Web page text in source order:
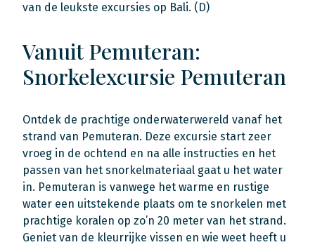
van de leukste excursies op Bali. (D)
Vanuit Pemuteran:
Snorkelexcursie Pemuteran
Ontdek de prachtige onderwaterwereld vanaf het
strand van Pemuteran. Deze excursie start zeer
vroeg in de ochtend en na alle instructies en het
passen van het snorkelmateriaal gaat u het water
in. Pemuteran is vanwege het warme en rustige
water een uitstekende plaats om te snorkelen met
prachtige koralen op zo’n 20 meter van het strand.
Geniet van de kleurrijke vissen en wie weet heeft u